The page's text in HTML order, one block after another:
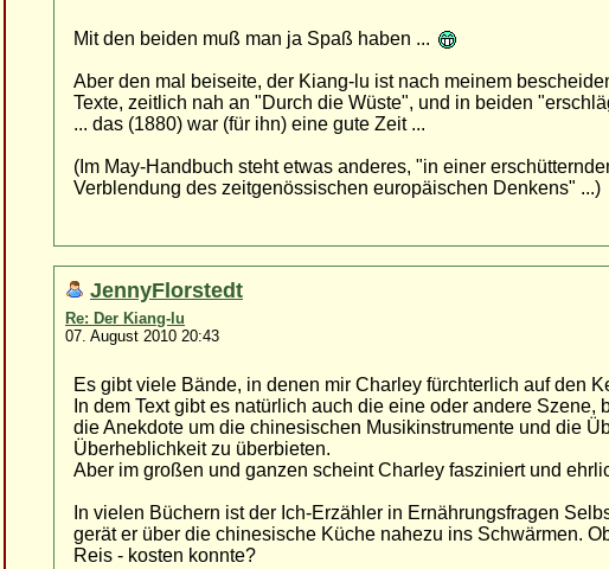
Mit den beiden muß man ja Spaß haben ...
Aber den mal beiseite, der Kiang-lu ist nach meinem
Texte, zeitlich nah an "Durch die Wüste", und in beiden
... das (1880) war (für ihn) eine gute Zeit ...
(Im May-Handbuch steht etwas anderes, "in einer
Verblendung des zeitgenössischen europäischen Denkens" ...)
JennyFlorstedt
Re: Der Kiang-lu
07. August 2010 20:43
Es gibt viele Bände, in denen mir Charley fürchterlich auf den
In dem Text gibt es natürlich auch die eine oder andere
die Anekdote um die chinesischen Musikinstrumente und die
Überheblichkeit zu überbieten.
Aber im großen und ganzen scheint Charley fasziniert und
In vielen Büchern ist der Ich-Erzähler in Ernährungsfragen
gerät er über die chinesische Küche nahezu ins Schwärmen.
Reis - kosten konnte?